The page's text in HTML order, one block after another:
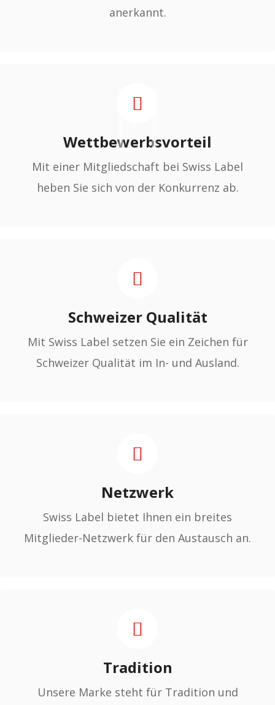
anerkannt.
Wettbewerbsvorteil
Mit einer Mitgliedschaft bei Swiss Label
heben Sie sich von der Konkurrenz ab.
Schweizer Qualität
Mit Swiss Label setzen Sie ein Zeichen für
Schweizer Qualität im In- und Ausland.
Netzwerk
Swiss Label bietet Ihnen ein breites
Mitglieder-Netzwerk für den Austausch an.
Tradition
Unsere Marke steht für Tradition und